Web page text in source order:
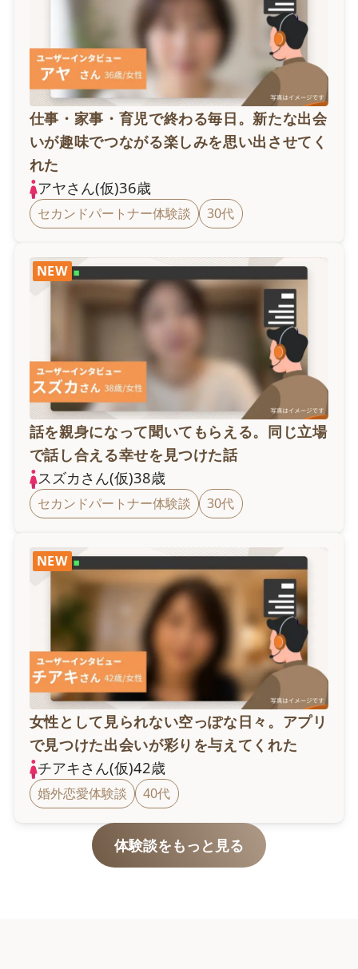
仕事・家事・育児で終わる毎日。新たな出会
いが趣味でつながる楽しみを思い出させてく
れた
アヤさん(仮)36歳
セカンドパートナー体験談 30代
話を親身になって聞いてもらえる。同じ立場
で話し合える幸せを見つけた話
スズカさん(仮)38歳
セカンドパートナー体験談 30代
NEW
女性として見られない空っぽな日々。アプリ
で見つけた出会いが彩りを与えてくれた
チアキさん(仮)42歳
婚外恋愛体験談 40代
NEW
体験談をもっと見る